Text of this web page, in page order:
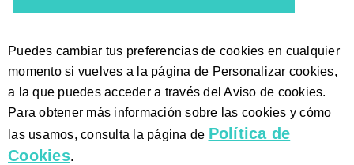
Puedes cambiar tus preferencias de cookies en cualquier
momento si vuelves a la página de Personalizar cookies,
a la que puedes acceder a través del Aviso de cookies.
Para obtener más información sobre las cookies y cómo
las usamos, consulta la página de Política de
Cookies.